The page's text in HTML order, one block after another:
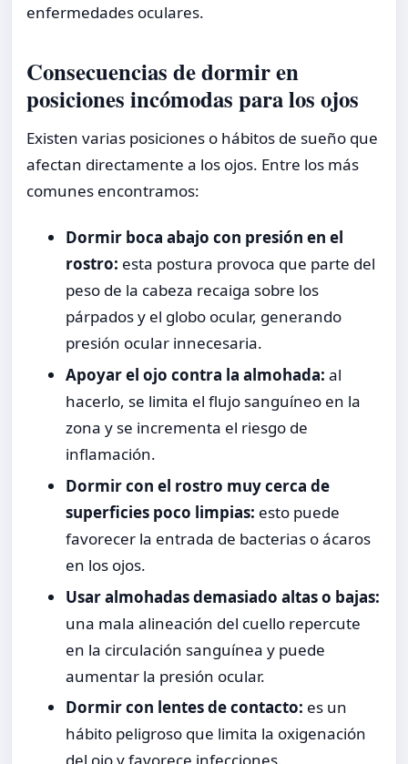
enfermedades oculares.
Consecuencias de dormir en
posiciones incómodas para los ojos
Existen varias posiciones o hábitos de sueño que
afectan directamente a los ojos. Entre los más
comunes encontramos:
Dormir boca abajo con presión en el
rostro: esta postura provoca que parte del
peso de la cabeza recaiga sobre los
párpados y el globo ocular, generando
presión ocular innecesaria.
Apoyar el ojo contra la almohada: al
hacerlo, se limita el flujo sanguíneo en la
zona y se incrementa el riesgo de
inflamación.
Dormir con el rostro muy cerca de
superficies poco limpias: esto puede
favorecer la entrada de bacterias o ácaros
en los ojos.
Usar almohadas demasiado altas o bajas:
una mala alineación del cuello repercute
en la circulación sanguínea y puede
aumentar la presión ocular.
Dormir con lentes de contacto: es un
hábito peligroso que limita la oxigenación